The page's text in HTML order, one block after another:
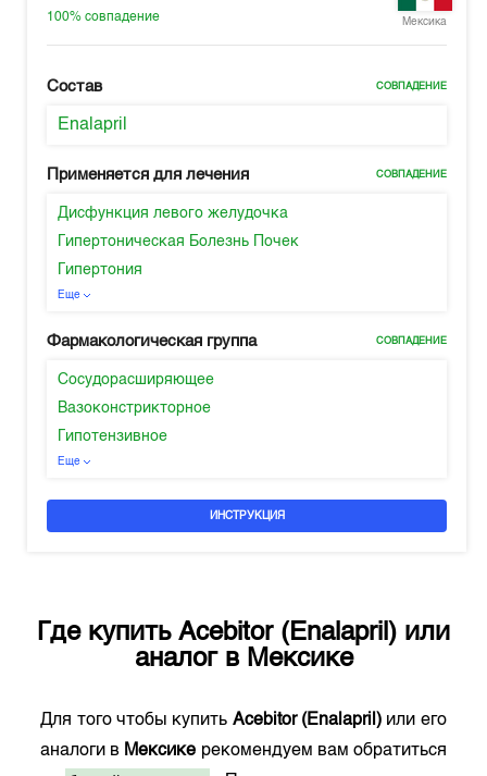
100%совпадение Мексика
Состав СОВПАДЕНИЕ
Enalapril
Применяется для лечения СОВПАДЕНИЕ
Дисфункция левого желудочка
Гипертоническая Болезнь Почек
Гипертония
Еще
Фармакологическая группа СОВПАДЕНИЕ
Сосудорасширяющее
Вазоконстрикторное
Гипотензивное
Еще
ИНСТРУКЦИЯ
Где купить Acebitor (Enalapril) или
аналог в Мексике
Для того чтобы купить Acebitor (Enalapril)или его
аналоги в Мексике рекомендуем вам обратиться